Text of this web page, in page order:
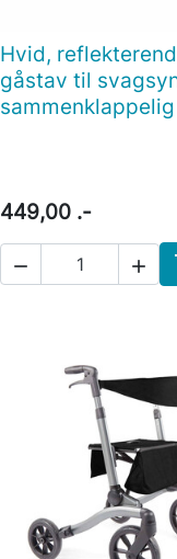
 Vis her
Hvid,
gåstav til
sammenklappelig
449,00 .-
 